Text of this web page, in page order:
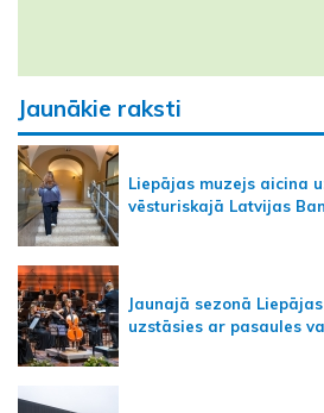
Jaunākie raksti
Liepājas muzejs aicina
vēsturiskajā Latvijas
Jaunajā sezonā
uzstāsies ar pasaules